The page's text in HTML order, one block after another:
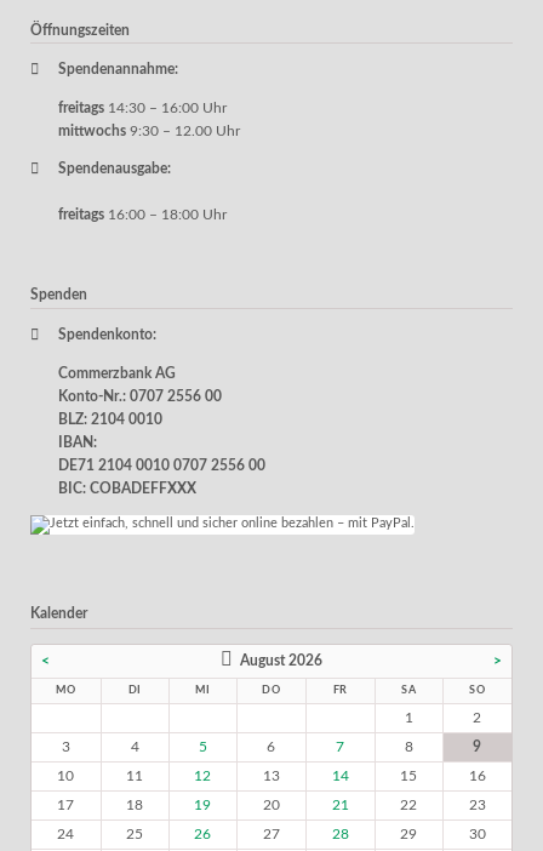
Öffnungszeiten
Spendenannahme:
freitags 14:30 – 16:00 Uhr
mittwochs 9:30 – 12.00 Uhr
Spendenausgabe:
freitags 16:00 – 18:00 Uhr
Spenden
Spendenkonto:
Commerzbank AG
Konto-Nr.: 0707 2556 00
BLZ: 2104 0010
IBAN:
DE71 2104 0010 0707 2556 00
BIC: COBADEFFXXX
Kalender
< August 2026 >
MO DI MI DO FR SA SO
1
2
3
4 5 6 7 8
9
10
11 12 13 14 15
16
17
18 19 20 21 22
23
24
25 26 27 28 29 30